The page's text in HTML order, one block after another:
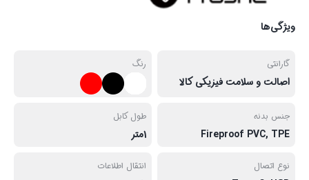
ویژگی‌ها
گارانتی
اصالت و سلامت فیزیکی کالا
رنگ
جنس بدنه
Fireproof PVC, TPE
طول کابل
1متر
نوع اتصال انتقال اطلاعات